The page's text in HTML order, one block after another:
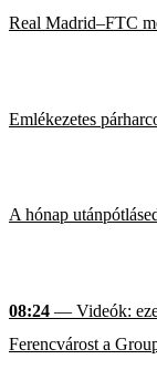
Real Madrid–FTC
Emlékezetes
A hónap
08:24 — Videók:
Ferencvárost a